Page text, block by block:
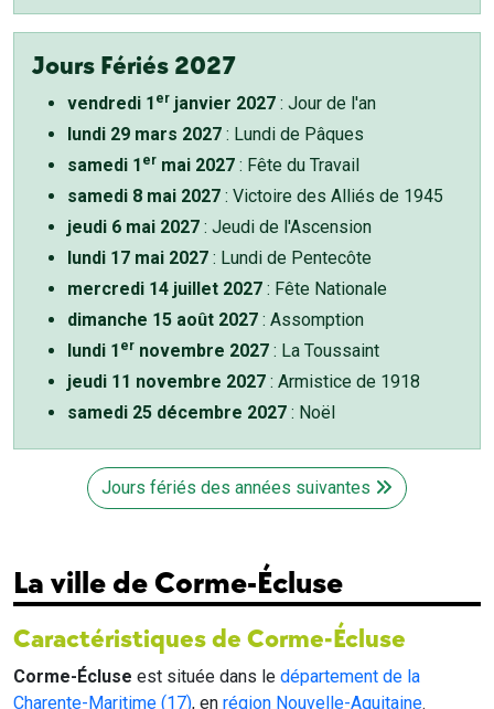
Jours Fériés 2027
vendredi 1 er janvier 2027 : Jour de l'an
lundi 29 mars 2027 : Lundi de Pâques
samedi 1 er mai 2027 : Fête du Travail
samedi 8 mai 2027 : Victoire des Alliés de 1945
jeudi 6 mai 2027 : Jeudi de l'Ascension
lundi 17 mai 2027 : Lundi de Pentecôte
mercredi 14 juillet 2027 : Fête Nationale
dimanche 15 août 2027 : Assomption
lundi 1 er novembre 2027 : La Toussaint
jeudi 11 novembre 2027 : Armistice de 1918
samedi 25 décembre 2027 : Noël
Jours fériés des années suivantes
La ville de Corme-Écluse
Caractéristiques de Corme-Écluse
Corme-Écluse est située dans le département de la
Charente-Maritime (17), en région Nouvelle-Aquitaine.